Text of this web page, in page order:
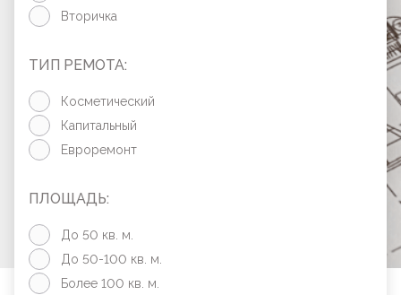
Вторичка
ТИП РЕМОТА:
Косметический
Капитальный
Евроремонт
ПЛОЩАДЬ:
До 50 кв. м.
До 50-100 кв. м.
Более 100 кв. м.